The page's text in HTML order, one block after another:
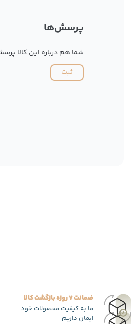
پرسش‌ها
شما هم درباره این کالا
ثبت
ضمانت 7 روزه بازگشت کالا
ما به کیفیت محصولات خود
ایمان داریم